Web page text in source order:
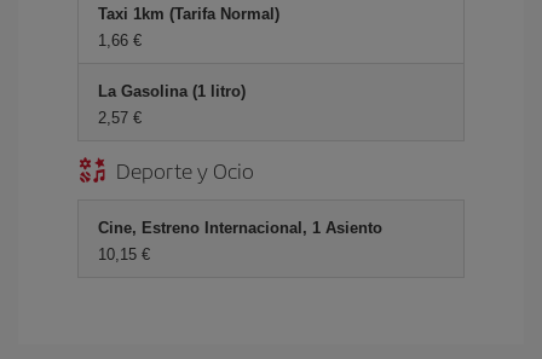
Taxi 1km (Tarifa Normal)
1,66 €
La Gasolina (1 litro)
2,57 €
Deporte y Ocio
Cine, Estreno Internacional, 1 Asiento
10,15 €